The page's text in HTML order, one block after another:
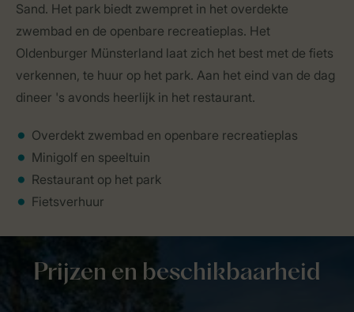
Sand. Het park biedt zwempret in het overdekte
zwembad en de openbare recreatieplas. Het
Oldenburger Münsterland laat zich het best met de fiets
verkennen, te huur op het park. Aan het eind van de dag
dineer 's avonds heerlijk in het restaurant.
Overdekt zwembad en openbare recreatieplas
Minigolf en speeltuin
Restaurant op het park
Fietsverhuur
Prijzen en beschikbaarheid